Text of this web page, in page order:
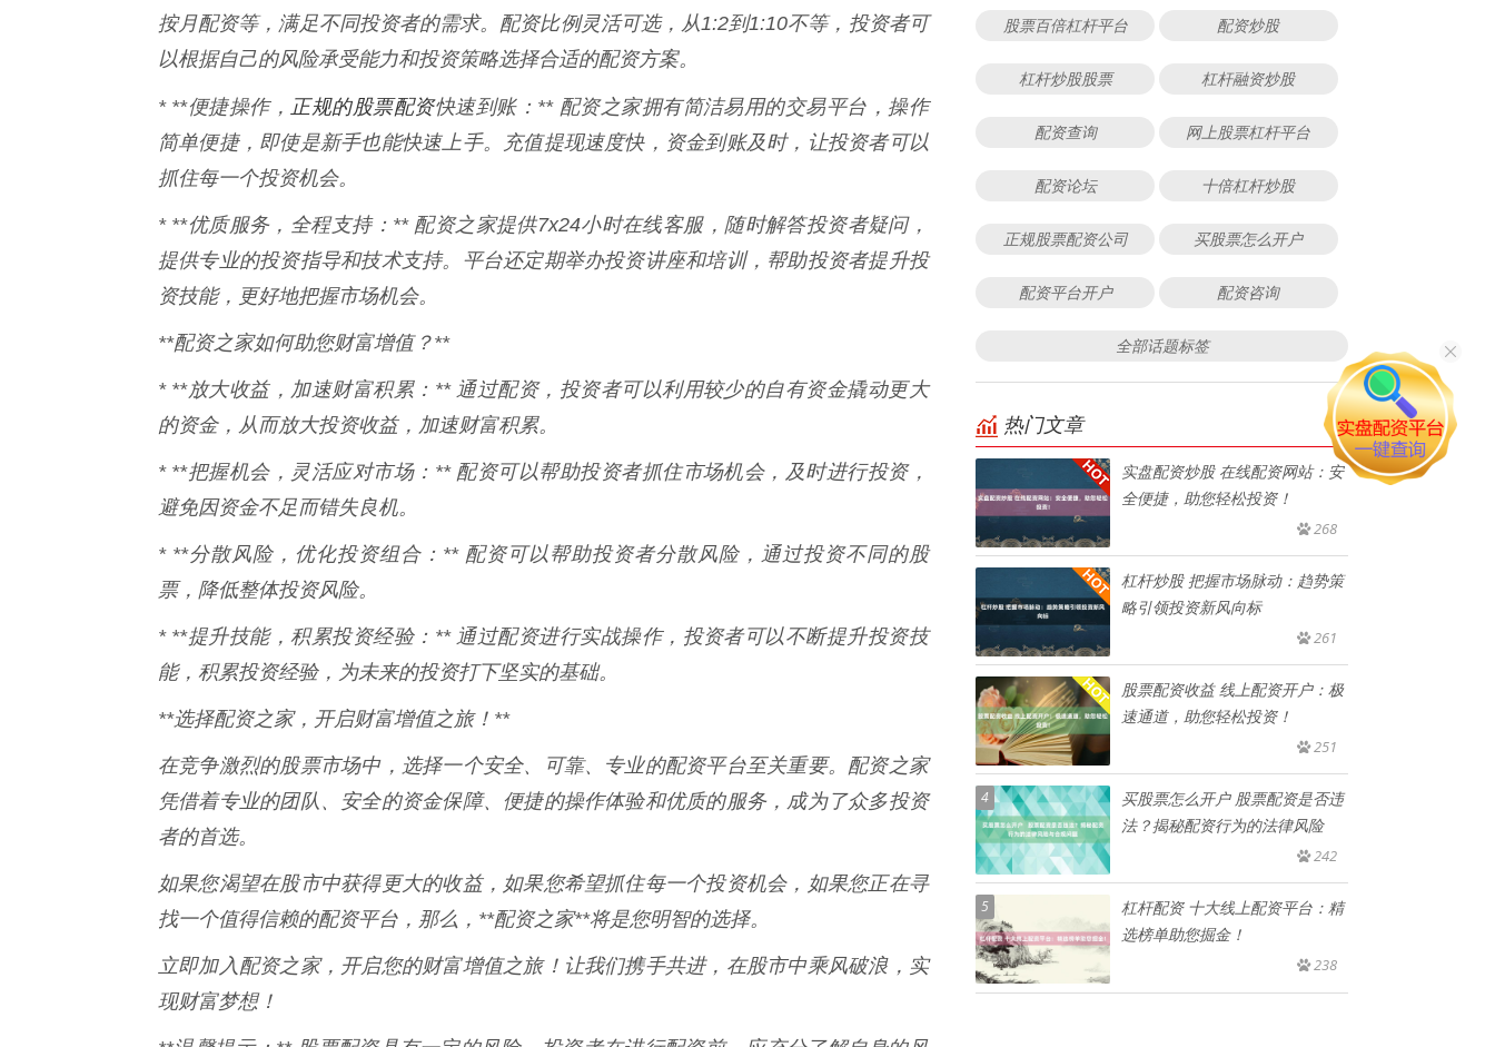
按月配资等，满足不同投资者的需求。配资比例灵活可选，从1:2到1:10不等，投资者可
以根据自己的风险承受能力和投资策略选择合适的配资方案。
* **便捷操作， 正规的股票配资快速到账：** 配资之家拥有简洁易用的交易平台，操作
简单便捷，即使是新手也能快速上手。充值提现速度快，资金到账及时，让投资者可以
抓住每一个投资机会。
* **优质服务，全程支持：** 配资之家提供7x24小时在线客服，随时解答投资者疑问，
提供专业的投资指导和技术支持。平台还定期举办投资讲座和培训，帮助投资者提升投
资技能，更好地把握市场机会。
**配资之家如何助您财富增值？**
* **放大收益，加速财富积累：** 通过配资，投资者可以利用较少的自有资金撬动更大
的资金，从而放大投资收益，加速财富积累。
* **把握机会，灵活应对市场：** 配资可以帮助投资者抓住市场机会，及时进行投资，
避免因资金不足而错失良机。
* **分散风险，优化投资组合：** 配资可以帮助投资者分散风险，通过投资不同的股
票，降低整体投资风险。
* **提升技能，积累投资经验：** 通过配资进行实战操作，投资者可以不断提升投资技
能，积累投资经验，为未来的投资打下坚实的基础。
**选择配资之家，开启财富增值之旅！**
在竞争激烈的股票市场中，选择一个安全、可靠、专业的配资平台至关重要。配资之家
凭借着专业的团队、安全的资金保障、便捷的操作体验和优质的服务，成为了众多投资
者的首选。
如果您渴望在股市中获得更大的收益，如果您希望抓住每一个投资机会，如果您正在寻
找一个值得信赖的配资平台，那么，**配资之家**将是您明智的选择。
立即加入配资之家，开启您的财富增值之旅！让我们携手共进，在股市中乘风破浪，实
现财富梦想！
股票百倍杠杆平台 配资炒股
杠杆炒股股票 杠杆融资炒股
配资查询 网上股票杠杆平台
配资论坛 十倍杠杆炒股
正规股票配资公司 买股票怎么开户
配资平台开户 配资咨询
全部话题标签
热门文章
实盘配资炒股 在线配资网站：安
全便捷，助您轻松投资！
268
杠杆炒股 把握市场脉动：趋势策
略引领投资新风向标
261
股票配资收益 线上配资开户：极
速通道，助您轻松投资！
251
4
买股票怎么开户 股票配资是否违
法？揭秘配资行为的法律风险
242
5
杠杆配资 十大线上配资平台：精
选榜单助您掘金！
238